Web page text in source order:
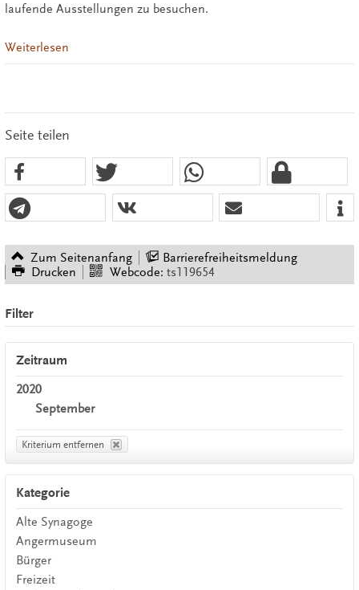
laufende Ausstellungen zu besuchen.
Weiterlesen
Seite teilen
Zum Seitenanfang
Barrierefreiheitsmeldung
Drucken
Webcode: ts119654
Filter
Zeitraum
2020
September
Kriterium entfernen
Kategorie
Alte Synagoge
Angermuseum
Bürger
Freizeit